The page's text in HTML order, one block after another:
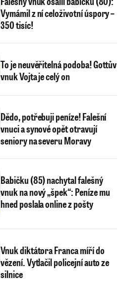
Vymámil z ní celoživotní úspory –
350 tisíc!
To je neuvěřitelná podoba! Gottův
vnuk Vojta je celý on
Dědo, potřebuji peníze! Falešní
vnuci a synové opět otravují
seniory na severu Moravy
Babičku (85) nachytal falešný
vnuk na nový „špek“: Peníze mu
hned poslala online z pošty
Vnuk diktátora Franca míří do
vězení. Vytlačil policejní auto ze
silnice